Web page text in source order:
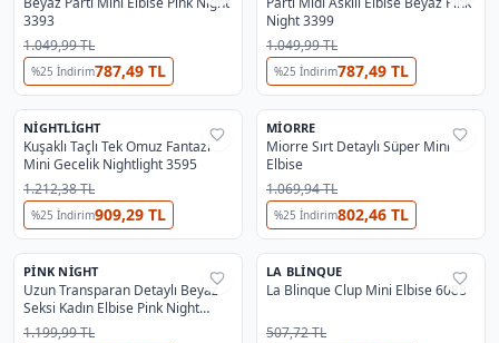
3393
1.049,99 TL
%25 İndirim787,49 TL
Night 3399
1.049,99 TL
%25 İndirim787,49 TL
%38
NIGHTLIGHT
Kuşaklı Taçlı Tek Omuz Fantazi
Mini Gecelik Nightlight 3595
1.212,38 TL
%25 İndirim909,29 TL
%40
2
MIORRE
Miorre Sırt Detaylı Süper Mini
Elbise
1.069,94 TL
%25 İndirim802,46 TL
%55
PINK NIGHT
Uzun Transparan Detaylı Beyaz
Seksi Kadın Elbise Pink Night
5509
1.199,99 TL
%25
LA BLINQUE
La Blinque Clup Mini Elbise 6088
507,72 TL